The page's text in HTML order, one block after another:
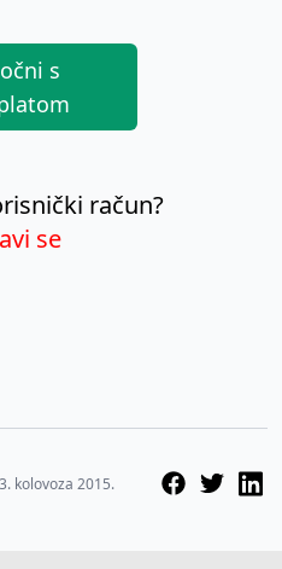
s
račun?
se
3. kolovoza 2015.